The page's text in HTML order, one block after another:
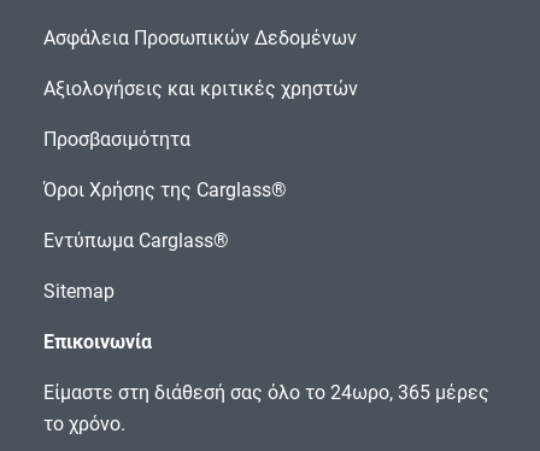
Ασφάλεια Προσωπικών Δεδομένων
Αξιολογήσεις και κριτικές χρηστών
Προσβασιμότητα
Όροι Χρήσης της Carglass®
Εντύπωμα Carglass®
Sitemap
Επικοινωνία
Είμαστε στη διάθεσή σας όλο το 24ωρο, 365 μέρες
το χρόνο.